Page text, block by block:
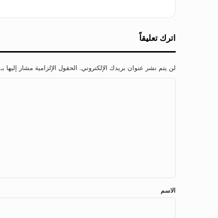
اترك تعليقاً
لن يتم نشر عنوان بريدك الإلكتروني. الحقول الإلزامية مشار إليها بـ
*
الاسم